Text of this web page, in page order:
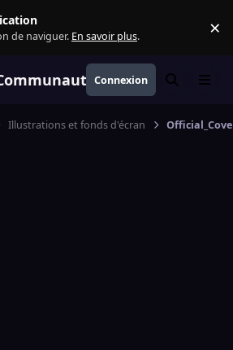
de naviguer. En savoir plus. ×
GTA VI
Connexion Rechercher
Menu
Illustrations et fonds d'écran